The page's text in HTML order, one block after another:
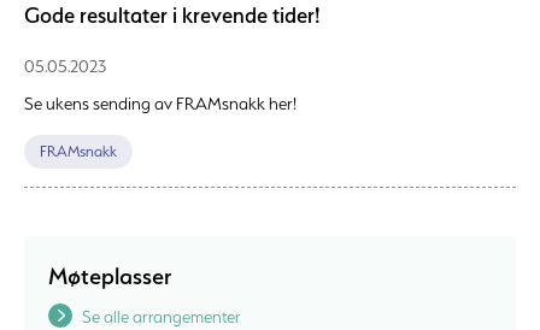
Gode resultater i krevende tider!
05.05.2023
Se ukens sending av FRAMsnakk her!
FRAMsnakk
Møteplasser
Se alle arrangementer